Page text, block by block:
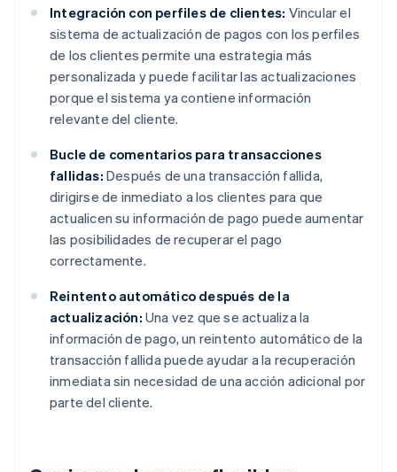
Integración con perfiles de clientes: Vincular el
sistema de actualización de pagos con los perfiles
de los clientes permite una estrategia más
personalizada y puede facilitar las actualizaciones
porque el sistema ya contiene información
relevante del cliente.
Bucle de comentarios para transacciones
fallidas: Después de una transacción fallida,
dirigirse de inmediato a los clientes para que
actualicen su información de pago puede aumentar
las posibilidades de recuperar el pago
correctamente.
Reintento automático después de la
actualización: Una vez que se actualiza la
información de pago, un reintento automático de la
transacción fallida puede ayudar a la recuperación
inmediata sin necesidad de una acción adicional por
parte del cliente.